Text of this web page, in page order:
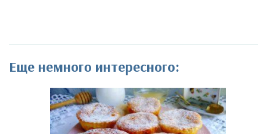
Еще немного интересного: